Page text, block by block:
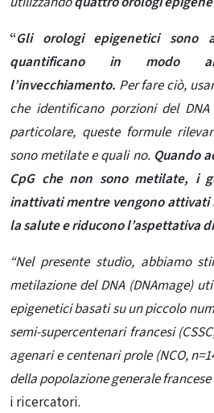
“Gli orologi epigenetici sono
quantificano in modo
l’invecchiamento. Per fare ciò,
che identificano porzioni del
particolare, queste formule
sono metilate e quali no. Quando
CpG che non sono metilate, i
inattivati ​​mentre vengono attivati
la salute e riducono l’aspettativa
“Nel presente studio, abbiamo
metilazione del DNA (DNAmage)
epigenetici basati su un piccolo
semi-supercentenari francesi
agenari e centenari prole (NCO,
della popolazione generale francese
i ricercatori.